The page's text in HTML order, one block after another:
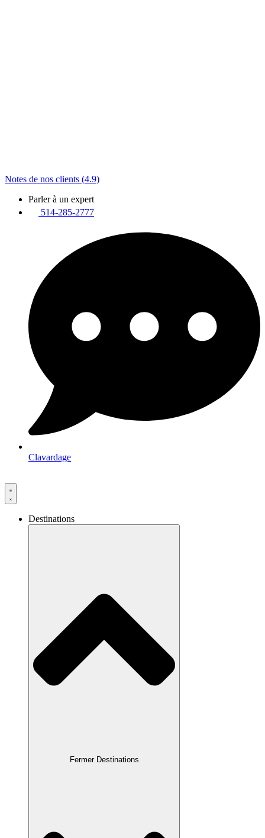
Notes de nos clients (4.9)
Parler à un expert
514-285-2777
Clavardage
Destinations
Fermer Destinations